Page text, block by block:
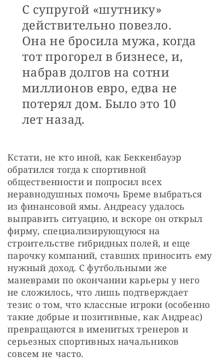
С супругой «шутнику»
действительно повезло.
Она не бросила мужа, когда
тот прогорел в бизнесе, и,
набрав долгов на сотни
миллионов евро, едва не
потерял дом. Было это 10
лет назад.
Кстати, не кто иной, как Беккенбауэр
обратился тогда к спортивной
общественности и попросил всех
неравнодушных помочь Бреме выбраться
из финансовой ямы. Андреасу удалось
выправить ситуацию, и вскоре он открыл
фирму, специализирующуюся на
строительстве гибридных полей, и еще
парочку компаний, ставших приносить ему
нужный доход. С футбольными же
маневрами по окончании карьеры у него
не сложилось, что лишь подтверждает
тезис о том, что классные игроки (особенно
такие добрые и позитивные, как Андреас)
превращаются в именитых тренеров и
серьезных спортивных начальников
совсем не часто.